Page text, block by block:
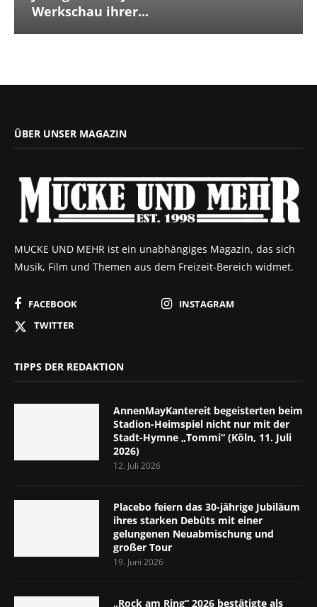
Werkschau ihrer...
ÜBER UNSER MAGAZIN
MUCKE UND MEHR ist ein unabhängiges Magazin, das sich
Musik, Film und Themen aus dem Freizeit-Bereich widmet.
FACEBOOK
INSTAGRAM
TWITTER
TIPPS DER REDAKTION
AnnenMayKantereit begeisterten beim
Stadion-Heimspiel nicht nur mit der
Stadt-Hymne „Tommi“ (Köln, 11. Juli
2026)
12. Juli 2026
Placebo feiern das 30-jährige Jubiläum
ihres starken Debüts mit einer
gelungenen Neuabmischung und
großer Tour
19. Juni 2026
„Rock am Ring“ 2026 bestätigte als